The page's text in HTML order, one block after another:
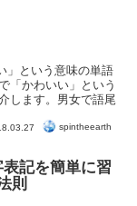
」という意味の単語
「かわいい」という
します。男女で語尾
spintheearth
記を簡単に習
則